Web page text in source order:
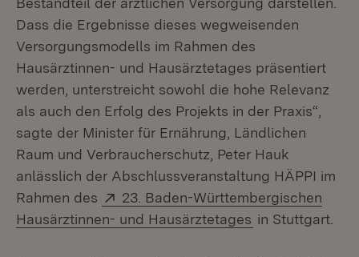
Dass die Ergebnisse dieses wegweisenden
Versorgungsmodells im Rahmen des
Hausärztinnen- und Hausärztetages präsentiert
werden, unterstreicht sowohl die hohe Relevanz
als auch den Erfolg des Projekts in der Praxis“,
sagte der Minister für Ernährung, Ländlichen
Raum und Verbraucherschutz, Peter Hauk
anlässlich der Abschlussveranstaltung HÄPPI im
Rahmen des
Extern:
23. Baden-Württembergischen
Hausärztinnen- und Hausärztetages (Öffnet in
in Stuttgart.